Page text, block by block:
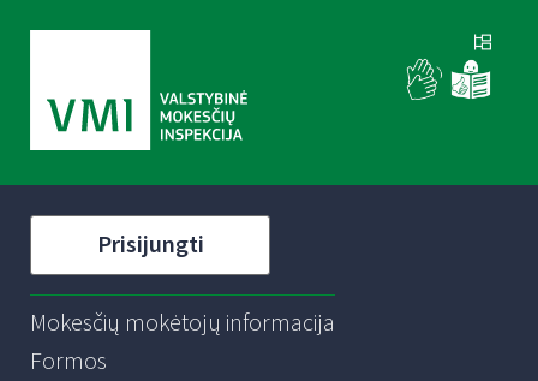
Prisijungti
Mokesčių mokėtojų informacija
Formos